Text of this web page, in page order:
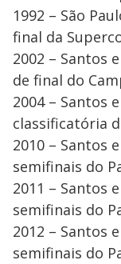
1992 – São
final da
2002 – Santos
de final do
2004 – Santos
classificatória
2010 – Santos
semifinais do
2011 – Santos
semifinais do
2012 – Santos
semifinais do